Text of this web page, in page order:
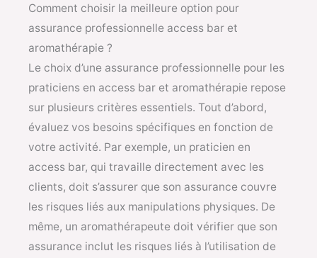
Comment choisir la meilleure option pour
assurance professionnelle access bar et
aromathérapie ?
Le choix d’une assurance professionnelle pour les
praticiens en access bar et aromathérapie repose
sur plusieurs critères essentiels. Tout d’abord,
évaluez vos besoins spécifiques en fonction de
votre activité. Par exemple, un praticien en
access bar, qui travaille directement avec les
clients, doit s’assurer que son assurance couvre
les risques liés aux manipulations physiques. De
même, un aromathérapeute doit vérifier que son
assurance inclut les risques liés à l’utilisation de